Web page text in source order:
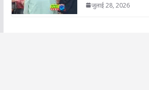
जुलाई 28, 2026